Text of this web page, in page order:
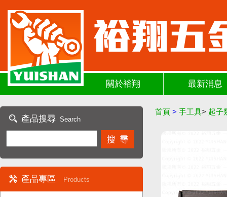
關於裕翔 最新消息
產品搜尋 Search
產品專區 Products
首頁 > 手工具> 起子